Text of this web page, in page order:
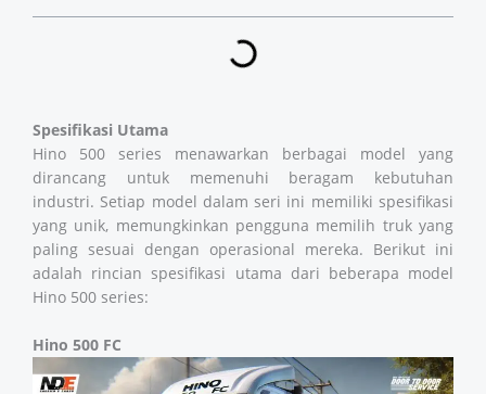
Spesifikasi Utama
Hino 500 series menawarkan berbagai model yang
dirancang untuk memenuhi beragam kebutuhan
industri. Setiap model dalam seri ini memiliki spesifikasi
yang unik, memungkinkan pengguna memilih truk yang
paling sesuai dengan operasional mereka. Berikut ini
adalah rincian spesifikasi utama dari beberapa model
Hino 500 series:
Hino 500 FC